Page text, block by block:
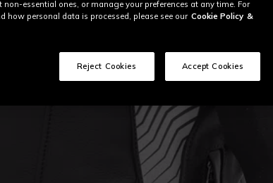
non-essential ones, or manage your preferences at any time. For
how personal data is processed, please see our Cookie Policy &
Reject Cookies Accept Cookies